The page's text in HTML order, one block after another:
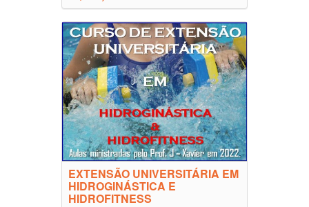
EXTENSÃO UNIVERSITÁRIA EM
HIDROGINÁSTICA E
HIDROFITNESS